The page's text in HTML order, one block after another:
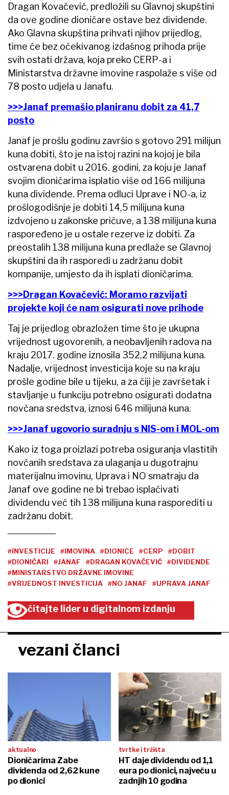
Dragan Kovačević, predložili su Glavnoj skupštini
da ove godine dioničare ostave bez dividende.
Ako Glavna skupština prihvati njihov prijedlog,
time će bez očekivanog izdašnog prihoda prije
svih ostati država, koja preko CERP-a i
Ministarstva državne imovine raspolaže s više od
78 posto udjela u Janafu.
>>>Janaf premašio planiranu dobit za 41,7
posto
Janaf je prošlu godinu završio s gotovo 291 milijun
kuna dobiti, što je na istoj razini na kojoj je bila
ostvarena dobit u 2016. godini, za koju je Janaf
svojim dioničarima isplatio više od 166 milijuna
kuna dividende. Prema odluci Uprave i NO-a, iz
prošlogodišnje je dobiti 14,5 milijuna kuna
izdvojeno u zakonske pričuve, a 138 milijuna kuna
raspoređeno je u ostale rezerve iz dobiti. Za
preostalih 138 milijuna kuna predlaže se Glavnoj
skupštini da ih rasporedi u zadržanu dobit
kompanije, umjesto da ih isplati dioničarima.
>>>Dragan Kovačević: Moramo razvijati
projekte koji će nam osigurati nove prihode
Taj je prijedlog obrazložen time što je ukupna
vrijednost ugovorenih, a neobavljenih radova na
kraju 2017. godine iznosila 352,2 milijuna kuna.
Nadalje, vrijednost investicija koje su na kraju
prošle godine bile u tijeku, a za čiji je završetak i
stavljanje u funkciju potrebno osigurati dodatna
novčana sredstva, iznosi 646 milijuna kuna.
>>>Janaf ugovorio suradnju s NIS-om i MOL-om
Kako iz toga proizlazi potreba osiguranja vlastitih
novčanih sredstava za ulaganja u dugotrajnu
materijalnu imovinu, Uprava i NO smatraju da
Janaf ove godine ne bi trebao isplaćivati
dividendu već tih 138 milijuna kuna rasporediti u
zadržanu dobit.
#INVESTICIJE #IMOVINA #DIONICE #CERP
#DOBIT
#DIONIČARI
#JANAF #DRAGAN KOVAČEVIĆ
#DIVIDENDE
#MINISTARSTVO DRŽAVNE IMOVINE
#VRIJEDNOST INVESTICIJA
#NO JANAF #UPRAVA JANAF
čitajte lider u digitalnom izdanju
vezani članci
aktualno
Dioničarima Zabe
dividenda od 2,62 kune
po dionici
tvrtke i tržišta
HT daje dividendu od 1,1
eura po dionici, najveću u
zadnjih 10 godina